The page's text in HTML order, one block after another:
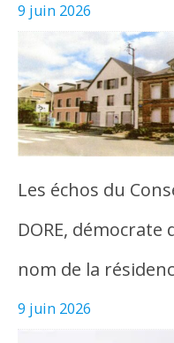
9 juin 2026
Les échos du
DORE, démocrate
nom de la
9 juin 2026